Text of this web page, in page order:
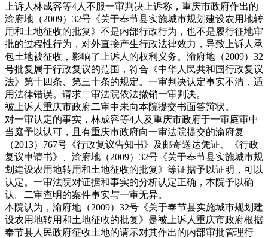
上诉人林成容等4人不服一审判决上诉称，重庆市政府作出的
渝府地（2009）32号《关于奉节县实施城市规划建设农用地转
用和土地征收的批复》不是内部行政行为，也不是履行征地审
批的过程性行为，对外直接产生行政法律效力，导致上诉人承
包土地被征收，影响了上诉人的权利义务。渝府地（2009）32
号批复属于行政复议的范围，符合《中华人民共和国行政复议
法》第十四条、第三十条的规定。一审判决认定事实不清，适
用法律错误。请求二审法院依法撤销一审判决。
被上诉人重庆市政府二审中未向本院提交书面答辩状。
对一审认定的事实，林成容等4人及重庆市政府于一审庭审中
当庭予以认可，且有重庆市政府向一审法院提交的渝府复
（2013）767号《行政复议告知书》及邮寄送达凭证、《行政
复议申请书》、渝府地（2009）32号《关于奉节县实施城市规
划建设农用地转用和土地征收的批复》等证据予以证明，可以
认定。一审法院对证据和事实的分析认定正确，本院予以确
认。二审查明的案件事实与一审无异。
本院认为，渝府地（2009）32号《关于奉节县实施城市规划建
设农用地转用和土地征收的批复》是被上诉人重庆市政府根据
奉节县人民政府征收土地的请示对其作出的内部审批管理行